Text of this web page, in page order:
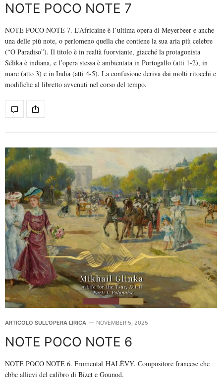
NOTE POCO NOTE 7
NOTE POCO NOTE 7. L’Africaine è l’ultima opera di Meyerbeer e anche
una delle più note, o perlomeno quella che contiene la sua aria più celebre
(“O Paradiso”). Il titolo è in realtà fuorviante, giacché la protagonista
Sélika è indiana, e l’opera stessa è ambientata in Portogallo (atti 1-2), in
mare (atto 3) e in India (atti 4-5). La confusione deriva dai molti ritocchi e
modifiche al libretto avvenuti nel corso del tempo.
ARTICOLO SULL'OPERA LIRICA NOVEMBER 5, 2025
NOTE POCO NOTE 6
NOTE POCO NOTE 6. Fromental HALÉVY. Compositore francese che
ebbe allievi del calibro di Bizet e Gounod.